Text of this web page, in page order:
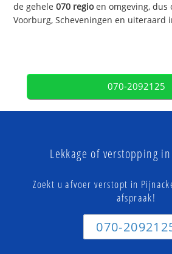
de gehele070 regioen omgeving, dus
Voorburg, Scheveningen en uiteraard
070-2092125
Lekkage of verstopping
Zoekt u afvoer verstopt in
afspraak!
070-